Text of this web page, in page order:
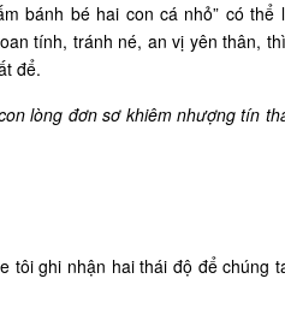
bánh bé hai con cá nhỏ” có
tính, tránh né, an vị yên thân,
để.
lòng đơn sơ khiêm nhượng tín
tôi ghi nhận hai thái độ để